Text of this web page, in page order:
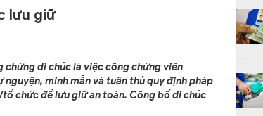
lưu giữ
chứng di chúc là việc công chứng viên
minh mẫn và tuân thủ quy định pháp
chức để lưu giữ an toàn. Công bố di chúc